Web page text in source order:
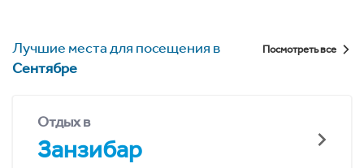
Лучшие места для посещения в
Сентябре
Посмотреть все
Отдых в
Занзибар